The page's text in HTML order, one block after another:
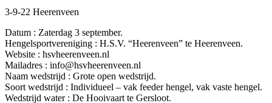
3-9-22 Heerenveen
Datum : Zaterdag 3 september.
Hengelsportvereniging : H.S.V. “Heerenveen” te Heerenveen.
Website : hsvheerenveen.nl
Mailadres : info@hsvheerenveen.nl
Naam wedstrijd : Grote open wedstrijd.
Soort wedstrijd : Individueel – vak feeder hengel, vak vaste hengel.
Wedstrijd water : De Hooivaart te Gersloot.